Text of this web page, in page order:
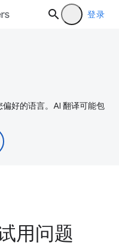
登录
好的语言。AI 翻译可能包
用问题